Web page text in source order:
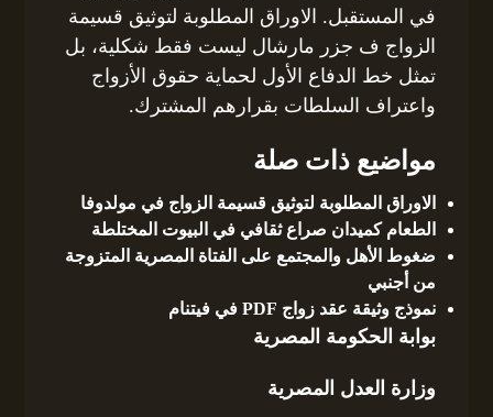
في المستقبل. الاوراق المطلوبة لتوثيق قسيمة
الزواج ف جزر مارشال ليست فقط شكلية، بل
تمثل خط الدفاع الأول لحماية حقوق الأزواج
واعتراف السلطات بقرارهم المشترك.
مواضيع ذات صلة
الاوراق المطلوبة لتوثيق قسيمة الزواج في مولدوفا
الطعام كميدان صراع ثقافي في البيوت المختلطة
ضغوط الأهل والمجتمع على الفتاة المصرية المتزوجة
من أجنبي
نموذج وثيقة عقد زواج PDF في فيتنام
بوابة الحكومة المصرية
وزارة العدل المصرية